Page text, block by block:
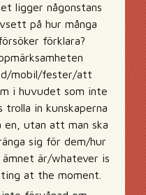
ligger någonstans
på hur många
förklara?
mobil/fester/att
i huvudet som inte
trolla in kunskaperna
en, utan att man ska
sig för dem/hur
är/whatever is
at the moment.